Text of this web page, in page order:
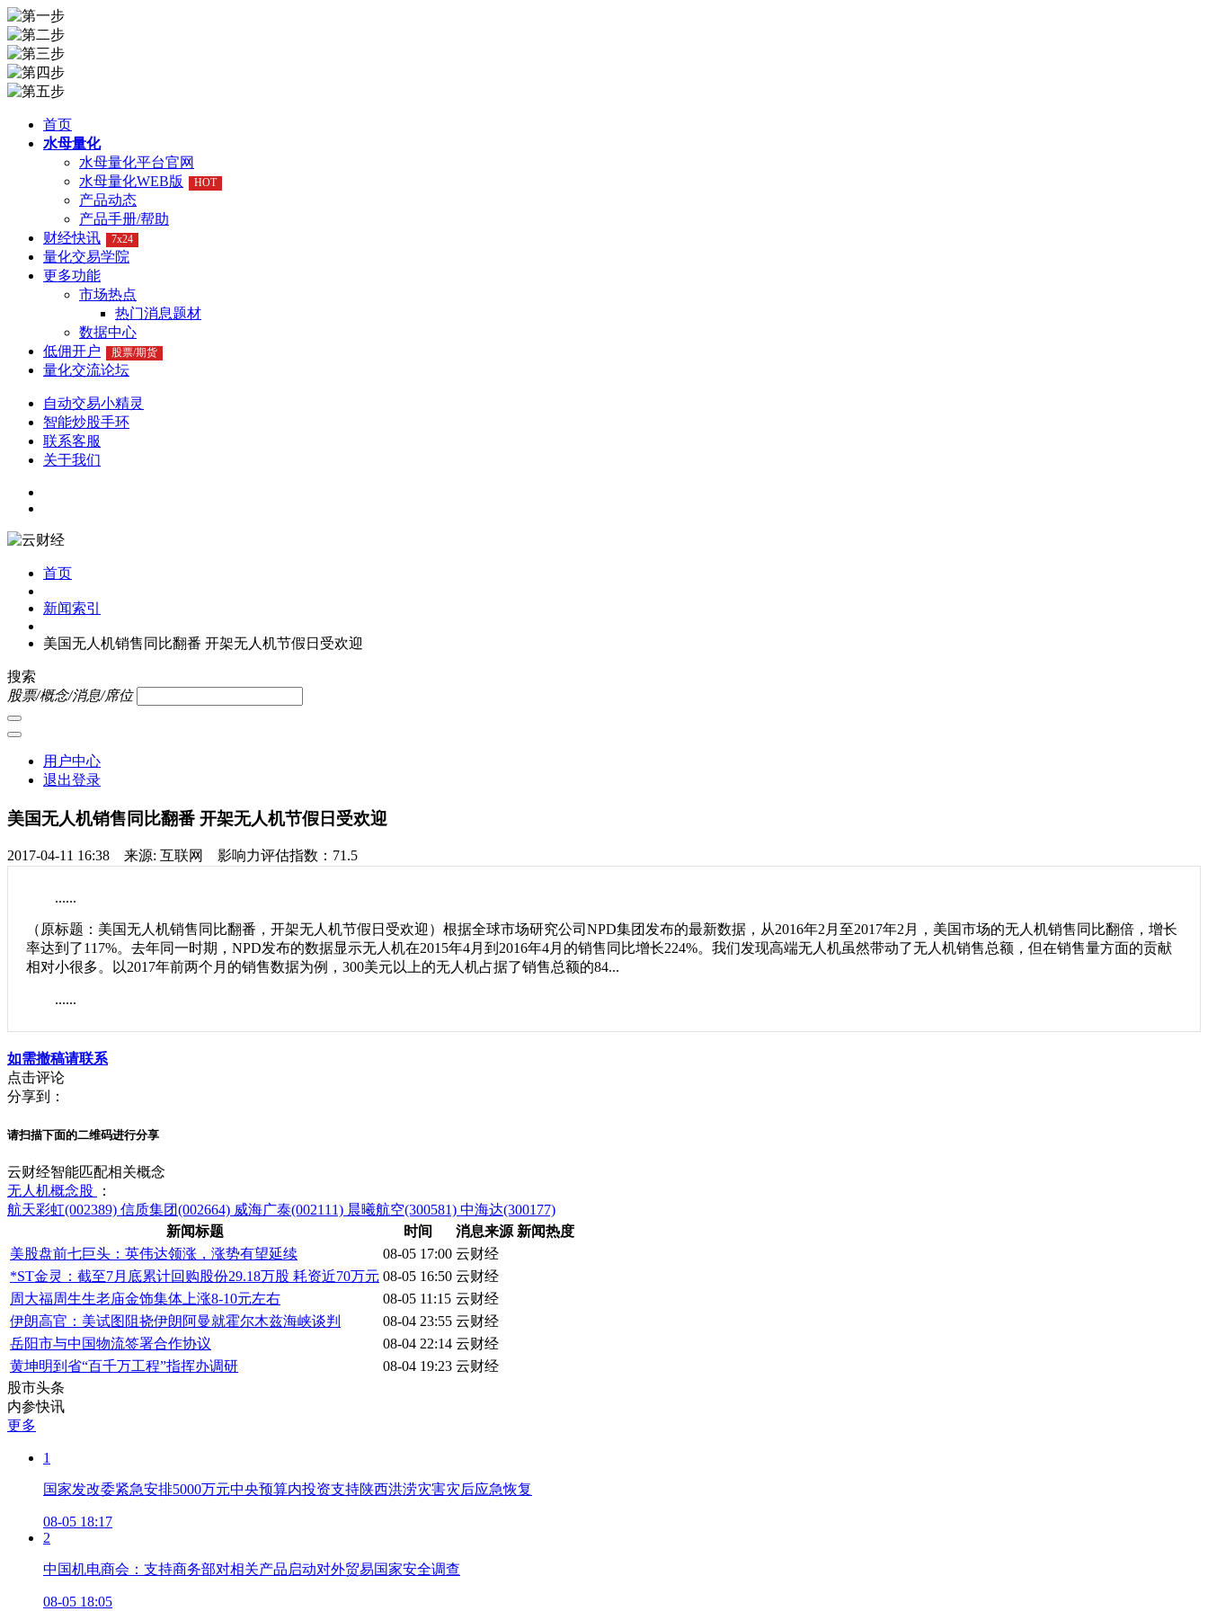
首页
水母量化
水母量化平台官网
水母量化WEB版
HOT
产品动态
产品手册/帮助
财经快讯
7x24
量化交易学院
更多功能
市场热点
热门消息题材
数据中心
低佣开户
股票/期货
量化交流论坛
自动交易小精灵
智能炒股手环
联系客服
关于我们
首页
新闻索引
美国无人机销售同比翻番 开架无人机节假日受欢迎
搜索
股票/概念/消息/席位
用户中心
退出登录
美国无人机销售同比翻番 开架无人机节假日受欢迎
2017-04-11 16:38 来源: 互联网 影响力评估指数：71.5
......
（原标题：美国无人机销售同比翻番，开架无人机节假日受欢迎）根据全球市场研究公司NPD集团发布的最新数据，从2016年2月至2017年2月，美国市场的无人机销售同比翻倍，增长
率达到了117%。去年同一时期，NPD发布的数据显示无人机在2015年4月到2016年4月的销售同比增长224%。我们发现高端无人机虽然带动了无人机销售总额，但在销售量方面的贡献
相对小很多。以2017年前两个月的销售数据为例，300美元以上的无人机占据了销售总额的84...
......
如需撤稿请联系
点击评论
分享到：
请扫描下面的二维码进行分享
云财经智能匹配相关概念
无人机概念股
：
航天彩虹(002389) 信质集团(002664) 威海广泰(002111) 晨曦航空(300581) 中海达(300177)
新闻标题
时间 消息来源 新闻热度
美股盘前七巨头：英伟达领涨，涨势有望延续
08-05 17:00 云财经
*ST金灵：截至7月底累计回购股份29.18万股 耗资近70万元 08-05 16:50 云财经
周大福周生生老庙金饰集体上涨8-10元左右
08-05 11:15 云财经
伊朗高官：美试图阻挠伊朗阿曼就霍尔木兹海峡谈判
08-04 23:55 云财经
岳阳市与中国物流签署合作协议
08-04 22:14 云财经
黄坤明到省“百千万工程”指挥办调研
08-04 19:23 云财经
股市头条
内参快讯
更多
1
国家发改委紧急安排5000万元中央预算内投资支持陕西洪涝灾害灾后应急恢复
08-05 18:17
2
中国机电商会：支持商务部对相关产品启动对外贸易国家安全调查
08-05 18:05